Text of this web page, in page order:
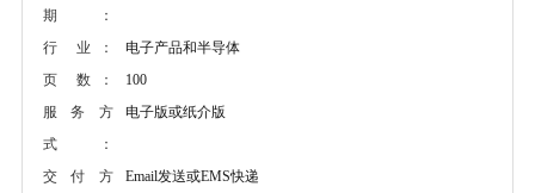
期：
行 业：
电子产品和半导体
页 数：
100
服务方
式：
电子版或纸介版
交付方
Email发送或EMS快递